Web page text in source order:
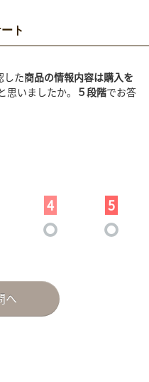
ト